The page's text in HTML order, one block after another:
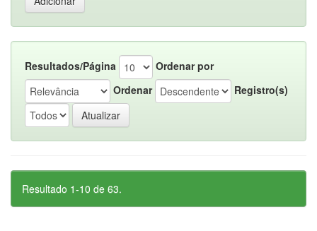
Resultados/Página
Ordenar por
Ordenar
Registro(s)
Resultado 1-10 de 63.